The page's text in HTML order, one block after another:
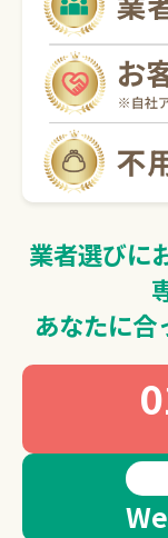
お急ぎ
業者選びに
あなたに合